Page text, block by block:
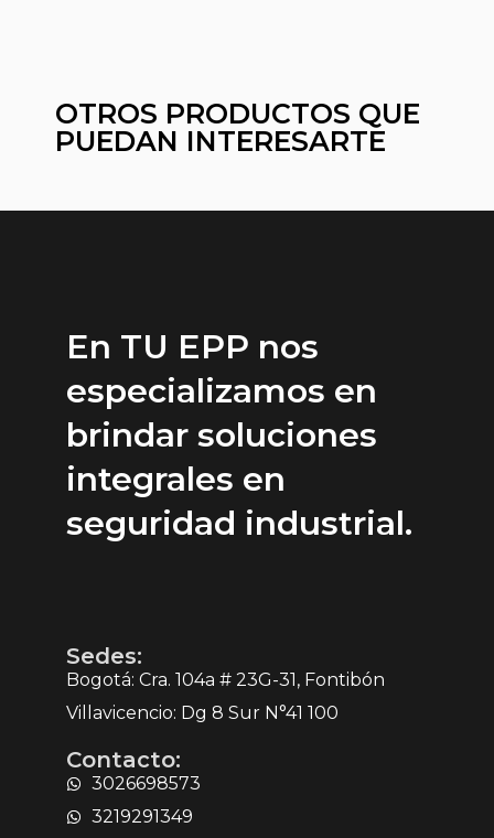
OTROS PRODUCTOS QUE
PUEDAN INTERESARTE
En TU EPP nos
especializamos en
brindar soluciones
integrales en
seguridad industrial.
Sedes:
Bogotá: Cra. 104a # 23G-31, Fontibón
Villavicencio: Dg 8 Sur N°41 100
Contacto:
3026698573
3219291349